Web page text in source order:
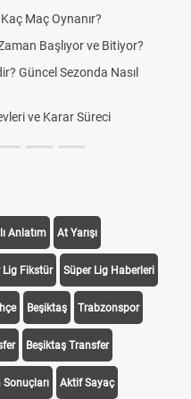
Maç Oynanır?
Başlıyor ve Bitiyor?
Güncel Sezonda Nasıl
ve Karar Süreci
Anlatım At Yarışı
Lig Fikstür Süper Lig Haberleri
Beşiktaş Trabzonspor
Beşiktaş Transfer
Sonuçları Aktif Sayaç